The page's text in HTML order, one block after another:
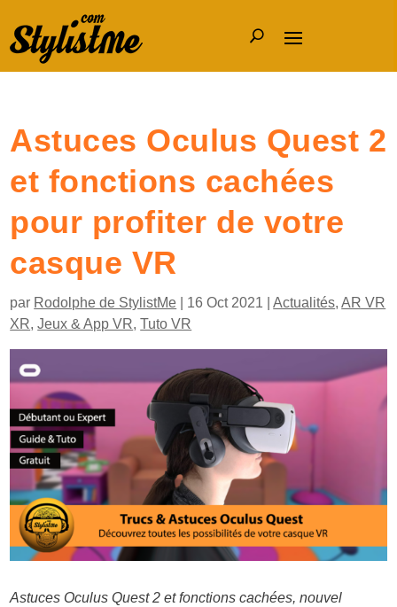
Astuces Oculus Quest 2
et fonctions cachées
pour profiter de votre
casque VR
par Rodolphe de StylistMe 16 Oct 2021 |Actualités,AR VR
XR,Jeux & App VR,Tuto VR
Astuces Oculus Quest 2 et fonctions cachées, nouvel